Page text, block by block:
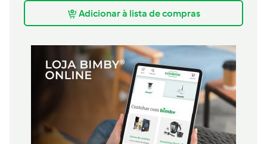
Adicionar à lista de compras